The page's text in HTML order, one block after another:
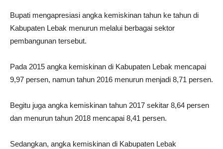
Bupati mengapresiasi angka kemiskinan tahun ke tahun di
Kabupaten Lebak menurun melalui berbagai sektor
pembangunan tersebut.
Pada 2015 angka kemiskinan di Kabupaten Lebak mencapai
9,97 persen, namun tahun 2016 menurun menjadi 8,71 persen.
Begitu juga angka kemiskinan tahun 2017 sekitar 8,64 persen
dan menurun tahun 2018 mencapai 8,41 persen.
Sedangkan, angka kemiskinan di Kabupaten Lebak